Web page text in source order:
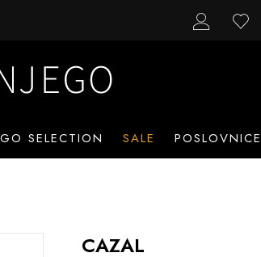
SELECTION SALE POSLOVNICE
CAZAL